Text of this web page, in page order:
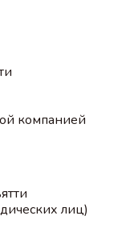
компанией
лиц)